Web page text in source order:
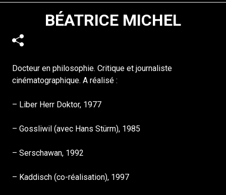
BÉATRICE MICHEL
Docteur en philosophie. Critique et journaliste
cinématographique. A réalisé :
– Liber Herr Doktor, 1977
– Gossliwil (avec Hans Stürm), 1985
– Serschawan, 1992
– Kaddisch (co-réalisation), 1997